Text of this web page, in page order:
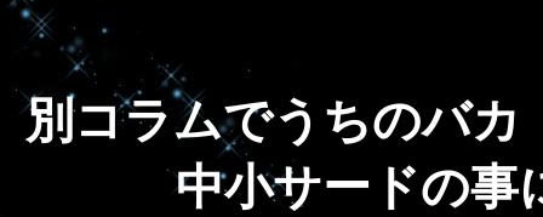
別コラムでうちのバカ
中小サードの事